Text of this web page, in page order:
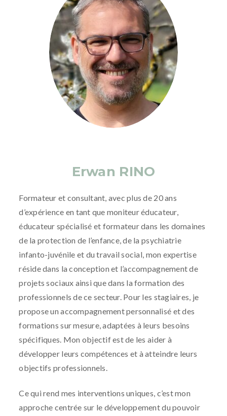
Erwan RINO
Formateur et consultant, avec plus de 20 ans
d’expérience en tant que moniteur éducateur,
éducateur spécialisé et formateur dans les domaines
de la protection de l’enfance, de la psychiatrie
infanto-juvénile et du travail social, mon expertise
réside dans la conception et l’accompagnement de
projets sociaux ainsi que dans la formation des
professionnels de ce secteur. Pour les stagiaires, je
propose un accompagnement personnalisé et des
formations sur mesure, adaptées à leurs besoins
spécifiques. Mon objectif est de les aider à
développer leurs compétences et à atteindre leurs
objectifs professionnels.
Ce qui rend mes interventions uniques, c’est mon
approche centrée sur le développement du pouvoir